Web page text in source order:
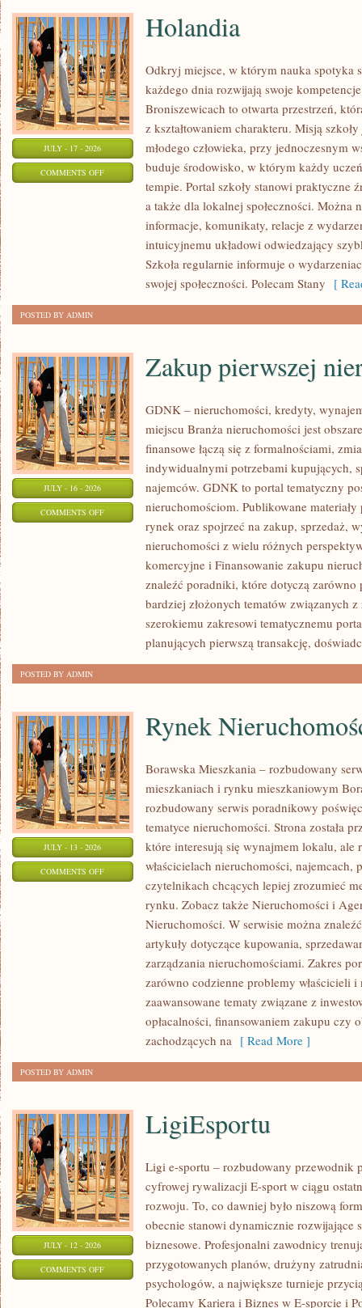
JULY - 17 - 2026
COMMENTS OFFON
Holandia
Odkryj miejsce, w którym nauka spotyka
każdego dnia rozwijają swoje
Broniszewicach to otwarta przestrzeń,
z kształtowaniem charakteru. Misją
młodego człowieka, przy jednoczesnym
buduje środowisko, w którym każdy
tempie. Portal szkoły stanowi praktyczne
a także dla lokalnej społeczności. Można
informacje, komunikaty, relacje z
intuicyjnemu układowi odwiedzający
Szkoła regularnie informuje o
swojej społeczności. Polecam Stany [
POSTED BY ADMIN
JULY - 16 - 2026
COMMENTS OFFON
PIERWSZEJ
NIERUCHOMOŚCI
Zakup pierwszej
GDNK – nieruchomości, kredyty,
miejscu Branża nieruchomości jest
finansowe łączą się z formalnościami,
indywidualnymi potrzebami kupujących,
najemców. GDNK to portal tematyczny
nieruchomościom. Publikowane
rynek oraz spojrzeć na zakup, sprzedaż,
nieruchomości z wielu różnych
komercyjne i Finansowanie zakupu
znaleźć poradniki, które dotyczą
bardziej złożonych tematów związanych
szerokiemu zakresowi tematycznemu
planujących pierwszą transakcję,
POSTED BY ADMIN
JULY - 13 - 2026
COMMENTS OFFON
NIERUCHOMOŚCI
Rynek
Borawska Mieszkania – rozbudowany
mieszkaniach i rynku mieszkaniowym
rozbudowany serwis poradnikowy
tematyce nieruchomości. Strona została
które interesują się wynajmem lokalu, ale
właścicielach nieruchomości, najemcach,
czytelnikach chcących lepiej zrozumieć
rynku. Zobacz także Nieruchomości i
Nieruchomości. W serwisie można
artykuły dotyczące kupowania,
zarządzania nieruchomościami. Zakres
zarówno codzienne problemy właścicieli
zaawansowane tematy związane z
opłacalności, finansowaniem zakupu czy
zachodzących na [ Read More ]
POSTED BY ADMIN
JULY - 12 - 2026
COMMENTS OFFON
LIGIESPORTU
LigiEsportu
Ligi e-sportu – rozbudowany przewodnik
cyfrowej rywalizacji E-sport w ciągu
rozwoju. To, co dawniej było niszową
obecnie stanowi dynamicznie rozwijające
biznesowe. Profesjonalni zawodnicy
przygotowanych planów, drużyny
psychologów, a największe turnieje
Polecamy Kariera i Biznes w E-sporcie i